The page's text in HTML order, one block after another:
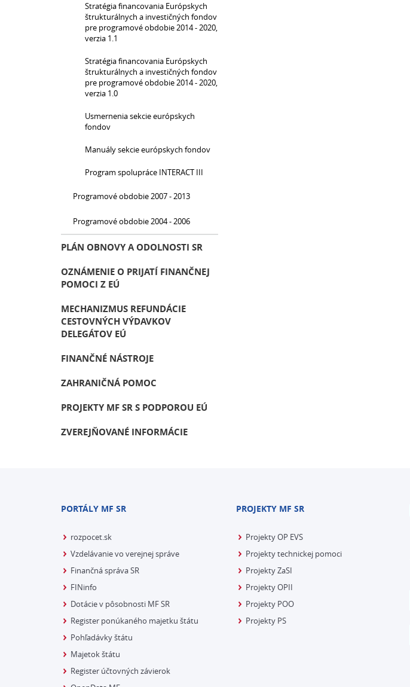
Stratégia financovania Európskych
štrukturálnych a investičných fondov
pre programové obdobie 2014 - 2020,
verzia 1.1
Stratégia financovania Európskych
štrukturálnych a investičných fondov
pre programové obdobie 2014 - 2020,
verzia 1.0
Usmernenia sekcie európskych
fondov
Manuály sekcie európskych fondov
Program spolupráce INTERACT III
Programové obdobie 2007 - 2013
Programové obdobie 2004 - 2006
PLÁN OBNOVY A ODOLNOSTI SR
OZNÁMENIE O PRIJATÍ FINANČNEJ
POMOCI Z EÚ
MECHANIZMUS REFUNDÁCIE
CESTOVNÝCH VÝDAVKOV
DELEGÁTOV EÚ
FINANČNÉ NÁSTROJE
ZAHRANIČNÁ POMOC
PROJEKTY MF SR S PODPOROU EÚ
ZVEREJŇOVANÉ INFORMÁCIE
PORTÁLY MF SR
rozpocet.sk
Vzdelávanie vo verejnej správe
Finančná správa SR
FINinfo
Dotácie v pôsobnosti MF SR
Register ponúkaného majetku štátu
Pohľadávky štátu
Majetok štátu
Register účtovných závierok
PROJEKTY MF SR
Projekty OP EVS
Projekty technickej pomoci
Projekty ZaSI
Projekty OPII
Projekty POO
Projekty PS